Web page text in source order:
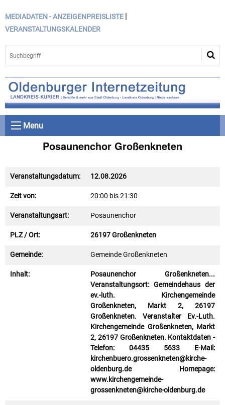
MEDIADATEN - ANZEIGENPREISLISTE |
VERANSTALTUNGSKALENDER
Menu
Posaunenchor Großenkneten
Veranstaltungsdatum: 12.08.2026
Zeit von: 20:00 bis 21:30
Veranstaltungsart: Posaunenchor
PLZ / Ort: 26197 Großenkneten
Gemeinde: Gemeinde Großenkneten
Inhalt:
Posaunenchor Großenkneten...
Veranstaltungsort: Gemeindehaus der
ev.-luth. Kirchengemeinde
Großenkneten, Markt 2, 26197
Großenkneten. Veranstalter Ev.-Luth.
Kirchengemeinde Großenkneten, Markt
2, 26197 Großenkneten. Kontaktdaten -
Telefon: 04435 5633 E-Mail:
kirchenbuero.grossenkneten@kirche-
oldenburg.de Homepage:
www.kirchengemeinde-
grossenkneten@kirche-oldenburg.de